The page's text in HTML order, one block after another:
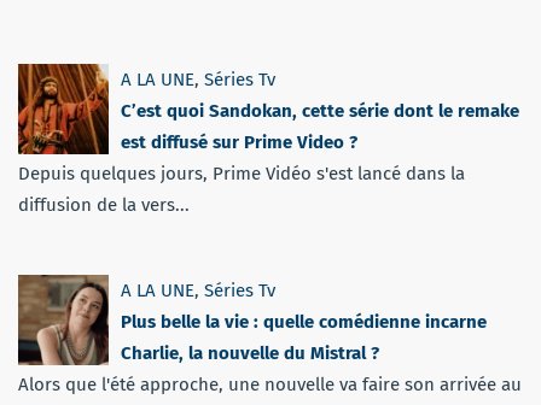
A LA UNE, Séries Tv
C’est quoi Sandokan, cette série dont le remake
est diffusé sur Prime Video ?
Depuis quelques jours, Prime Vidéo s'est lancé dans la
diffusion de la vers...
A LA UNE, Séries Tv
Plus belle la vie : quelle comédienne incarne
Charlie, la nouvelle du Mistral ?
Alors que l'été approche, une nouvelle va faire son arrivée au